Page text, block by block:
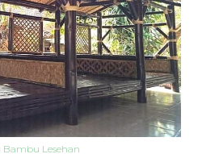
Lesehan